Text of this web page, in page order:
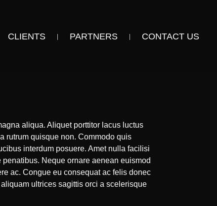
CLIENTS PARTNERS CONTACT US
aliqua. Aliquet porttitor lacus luctus
rutrum quisque non. Commodo quis
interdum posuere. Amet nulla facilisi
Neque ornare aenean euismod
ac. Congue eu consequat ac felis donec
ultrices sagittis orci a scelerisque